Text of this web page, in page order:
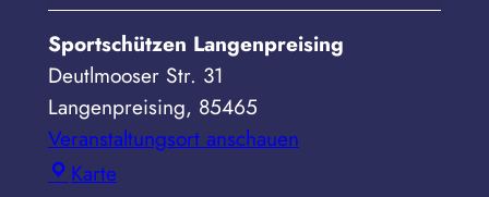
Compound)
Sportschützen Langenpreising
Deutlmooser Str. 31
Langenpreising, 85465
Veranstaltungsort anschauen
KarteSportschützen